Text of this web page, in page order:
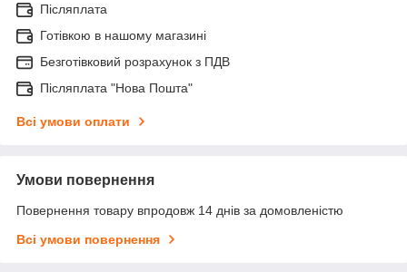
Післяплата
Готівкою в нашому магазині
Безготівковий розрахунок з ПДВ
Післяплата "Нова Пошта"
Всі умови оплати
Умови повернення
Повернення товару впродовж 14 днів за домовленістю
Всі умови повернення